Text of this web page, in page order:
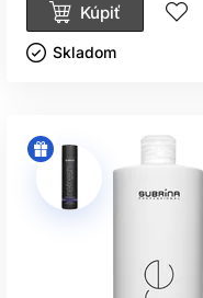
Kúpiť
Skladom ㅤ